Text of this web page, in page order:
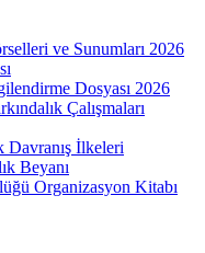
ve Sunumları 2026
Dosyası 2026
Çalışmaları
İlkeleri
Beyanı
Organizasyon Kitabı